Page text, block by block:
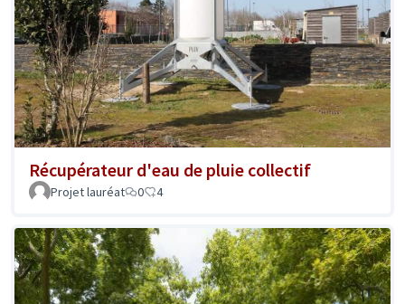
Récupérateur d'eau de pluie collectif
Projet lauréat 0 4